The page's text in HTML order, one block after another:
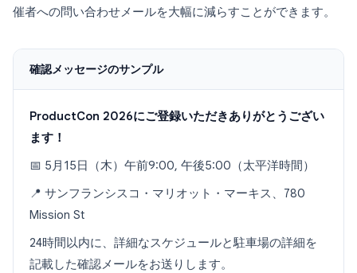
催者への問い合わせメールを大幅に減らすことができます。
確認メッセージのサンプル
ProductCon 2026にご登録いただきありがとうござい
ます！
📅 5月15日（木）午前9:00, 午後5:00（太平洋時間）
📍 サンフランシスコ・マリオット・マーキス、780
Mission St
24時間以内に、詳細なスケジュールと駐車場の詳細を
記載した確認メールをお送りします。